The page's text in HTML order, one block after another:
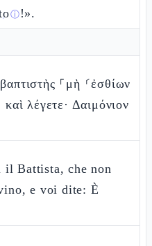
ⓘ !».
⸀μὴ ⸂ἐσθίων
λέγετε· Δαιμόνιον
Battista, che non
e voi dite: È